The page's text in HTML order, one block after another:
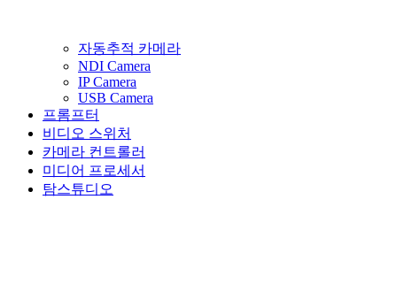
자동추적 카메라
NDI Camera
IP Camera
USB Camera
프롬프터
비디오 스위처
카메라 컨트롤러
미디어 프로세서
탐스튜디오